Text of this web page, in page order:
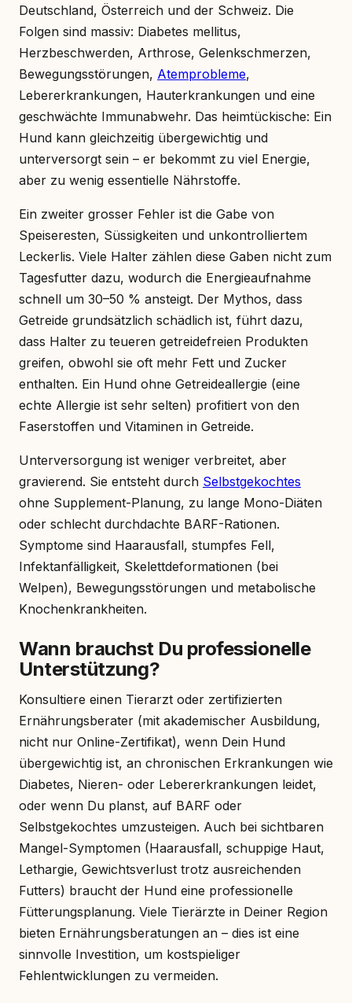
Deutschland, Österreich und der Schweiz. Die
Folgen sind massiv: Diabetes mellitus,
Herzbeschwerden, Arthrose, Gelenkschmerzen,
Bewegungsstörungen, Atemprobleme,
Lebererkrankungen, Hauterkrankungen und eine
geschwächte Immunabwehr. Das heimtückische: Ein
Hund kann gleichzeitig übergewichtig und
unterversorgt sein – er bekommt zu viel Energie,
aber zu wenig essentielle Nährstoffe.
Ein zweiter grosser Fehler ist die Gabe von
Speiseresten, Süssigkeiten und unkontrolliertem
Leckerlis. Viele Halter zählen diese Gaben nicht zum
Tagesfutter dazu, wodurch die Energieaufnahme
schnell um 30–50 % ansteigt. Der Mythos, dass
Getreide grundsätzlich schädlich ist, führt dazu,
dass Halter zu teueren getreidefreien Produkten
greifen, obwohl sie oft mehr Fett und Zucker
enthalten. Ein Hund ohne Getreideallergie (eine
echte Allergie ist sehr selten) profitiert von den
Faserstoffen und Vitaminen in Getreide.
Unterversorgung ist weniger verbreitet, aber
gravierend. Sie entsteht durch Selbstgekochtes
ohne Supplement-Planung, zu lange Mono-Diäten
oder schlecht durchdachte BARF-Rationen.
Symptome sind Haarausfall, stumpfes Fell,
Infektanfälligkeit, Skelettdeformationen (bei
Welpen), Bewegungsstörungen und metabolische
Knochenkrankheiten.
Wann brauchst Du professionelle
Unterstützung?
Konsultiere einen Tierarzt oder zertifizierten
Ernährungsberater (mit akademischer Ausbildung,
nicht nur Online-Zertifikat), wenn Dein Hund
übergewichtig ist, an chronischen Erkrankungen wie
Diabetes, Nieren- oder Lebererkrankungen leidet,
oder wenn Du planst, auf BARF oder
Selbstgekochtes umzusteigen. Auch bei sichtbaren
Mangel-Symptomen (Haarausfall, schuppige Haut,
Lethargie, Gewichtsverlust trotz ausreichenden
Futters) braucht der Hund eine professionelle
Fütterungsplanung. Viele Tierärzte in Deiner Region
bieten Ernährungsberatungen an – dies ist eine
sinnvolle Investition, um kostspieliger
Fehlentwicklungen zu vermeiden.